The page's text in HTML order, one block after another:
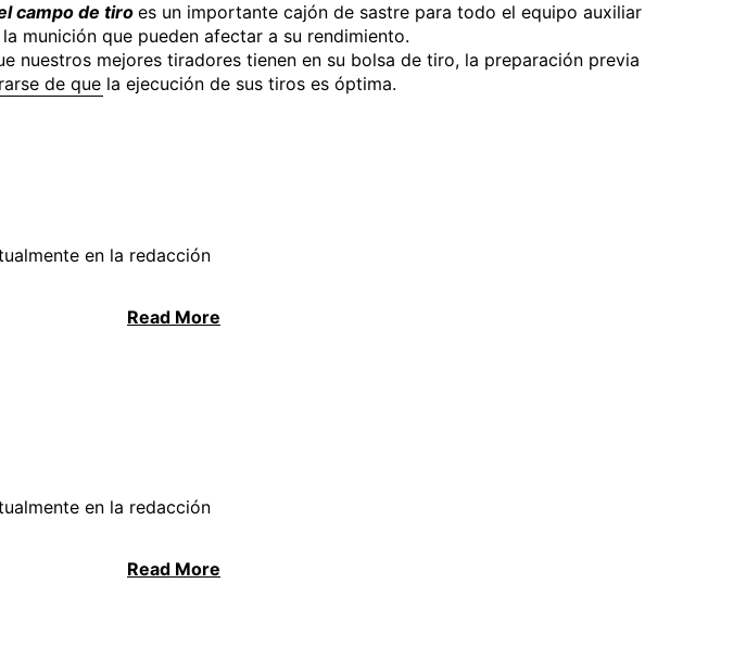
campo de tiro es un importante cajón de sastre para todo el equipo auxiliar
munición que pueden afectar a su rendimiento.
nuestros mejores tiradores tienen en su bolsa de tiro, la preparación previa
de que la ejecución de sus tiros es óptima.
en la redacción
Read More
en la redacción
Read More